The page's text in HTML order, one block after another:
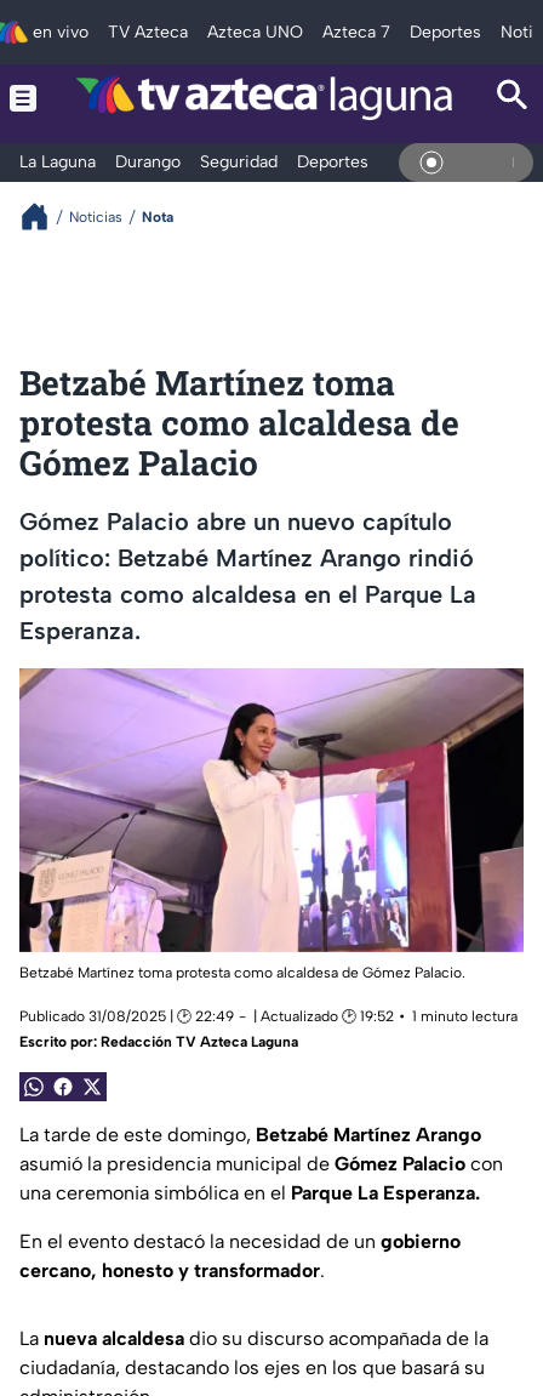
en vivo TV Azteca Azteca UNO Azteca 7 Deportes
La Laguna Durango Seguridad Deportes EntretenimientoEn
Noticias Nota
Betzabé Martínez toma
protesta como alcaldesa de
Gómez Palacio
Gómez Palacio abre un nuevo capítulo
político: Betzabé Martínez Arango rindió
protesta como alcaldesa en el Parque La
Esperanza.
Betzabé Martínez toma protesta como alcaldesa de Gómez Palacio.
Publicado 31/08/2025 | 🕑 22:49 | Actualizado 🕑 19:52
1 minuto lectura
Escrito por: Redacción TV Azteca Laguna
La tarde de este domingo, Betzabé Martínez Arango
asumió la presidencia municipal de Gómez Palacio con
una ceremonia simbólica en el Parque La Esperanza.
En el evento destacó la necesidad de un gobierno
cercano, honesto y transformador.
La nueva alcaldesa dio su discurso acompañada de la
ciudadanía, destacando los ejes en los que basará su